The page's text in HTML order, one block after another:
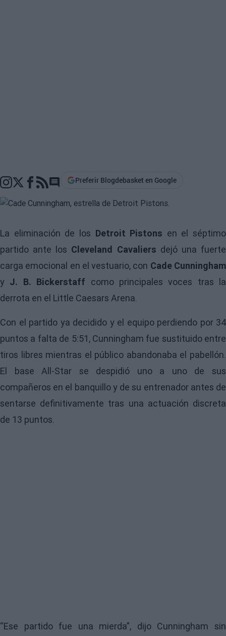
Go to comments section
Preferir Blogdebasket en Google
La eliminación de los Detroit Pistons en el séptimo
partido ante los Cleveland Cavaliers dejó una fuerte
carga emocional en el vestuario, con Cade Cunningham
y J. B. Bickerstaff como principales voces tras la
derrota en el Little Caesars Arena.
Con el partido ya decidido y el equipo perdiendo por 34
puntos a falta de 5:51, Cunningham fue sustituido entre
tiros libres mientras el público abandonaba el pabellón.
El base All-Star se despidió uno a uno de sus
compañeros en el banquillo y de su entrenador antes de
sentarse definitivamente tras una actuación discreta
de 13 puntos.
“Ese partido fue una mierda”, dijo Cunningham sin